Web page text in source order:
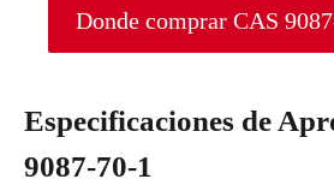
Donde comprar CAS
Especificaciones de
9087-70-1